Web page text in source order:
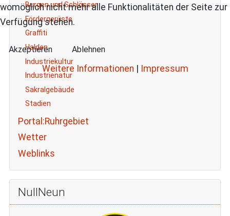
Burgen und Schlösser
Fördergerüste
Graffiti
Halden
Industriekultur
Industrienatur
Sakralgebäude
Stadien
Portal:Ruhrgebiet
Wetter
Weblinks
NullNeun
womöglich nicht mehr alle Funktionalitäten der Seite zur
Verfügung stehen.
Akzeptieren Ablehnen
Weitere Informationen | Impressum